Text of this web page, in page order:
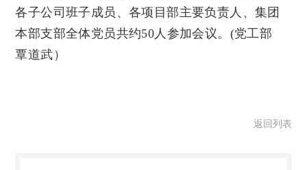
各子公司班子成员、各项目部主要负责人、集团
本部支部全体党员共约50人参加会议。(党工部
覃道武）
返回列表